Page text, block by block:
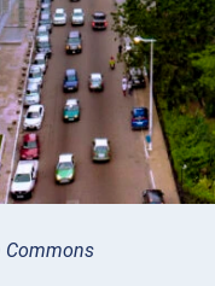
Commons